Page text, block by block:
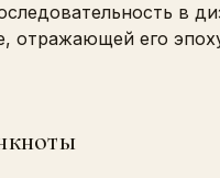
в
отражающей его